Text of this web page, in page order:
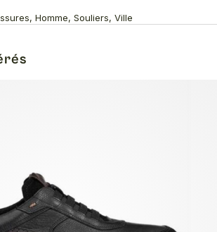
Homme, Souliers, Ville